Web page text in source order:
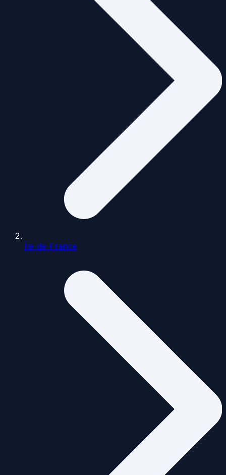
Île-de-France